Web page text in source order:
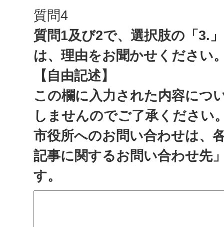
質問4
質問1及び2で、選択肢の「3.
は、理由をお聞かせください
【自由記述】
この欄に入力された内容につ
しませんのでご了承ください
市役所へのお問い合わせは、
記事に関するお問い合わせ先
す。